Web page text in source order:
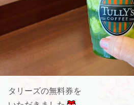
タリーズの無料券を